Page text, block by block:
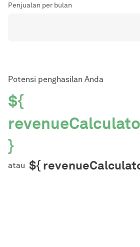
Penjualan per bulan
Potensi penghasilan Anda
${
}
atau ${